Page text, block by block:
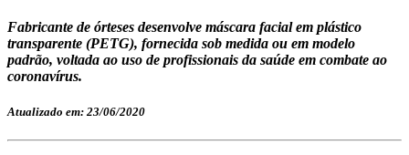
Fabricante de órteses desenvolve máscara facial em plástico
transparente (PETG), fornecida sob medida ou em modelo
padrão, voltada ao uso de profissionais da saúde em combate ao
coronavírus.
Atualizado em: 23/06/2020